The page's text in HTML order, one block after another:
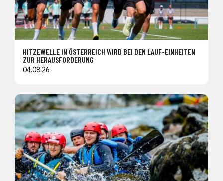
HITZEWELLE IN ÖSTERREICH WIRD BEI DEN LAUF-EINHEITEN
ZUR HERAUSFORDERUNG
04.08.26